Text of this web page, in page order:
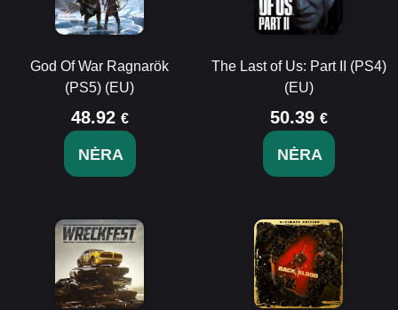
God Of War Ragnarök
(PS5) (EU)
48.92 €
NĖRA
The Last of Us: Part II (PS4)
(EU)
50.39 €
NĖRA